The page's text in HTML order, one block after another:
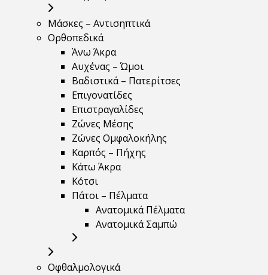
Μάσκες – Αντισηπτικά
Ορθοπεδικά
Άνω Άκρα
Αυχένας – Ώμοι
Βαδιστικά – Πατερίτσες
Επιγονατίδες
Επιστραγαλίδες
Ζώνες Μέσης
Ζώνες Ομφαλοκήλης
Καρπός – Πήχης
Κάτω Άκρα
Κότσι
Πάτοι – Πέλματα
Ανατομικά Πέλματα
Ανατομικά Σαμπώ
Οφθαλμολογικά